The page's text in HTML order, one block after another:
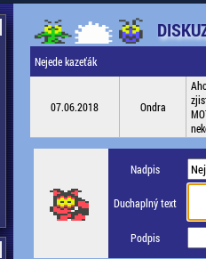
Nejede kazeťák
07.06.2018 Ondra
Nadpis
Duchaplný text
Podpis